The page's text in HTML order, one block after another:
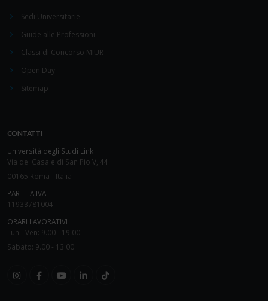
Sedi Universitarie
Guide alle Professioni
Classi di Concorso MIUR
Open Day
Sitemap
CONTATTI
Università degli Studi Link
Via del Casale di San Pio V, 44
00165 Roma - Italia
PARTITA IVA
11933781004
ORARI LAVORATIVI
Lun - Ven: 9.00 - 19.00
Sabato: 9.00 - 13.00